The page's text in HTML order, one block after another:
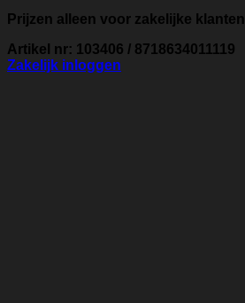
Prijzen alleen voor zakelijke klanten
Artikel nr: 103406 / 8718634011119
Zakelijk inloggen